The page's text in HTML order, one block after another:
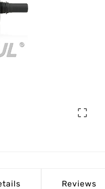

Reviews